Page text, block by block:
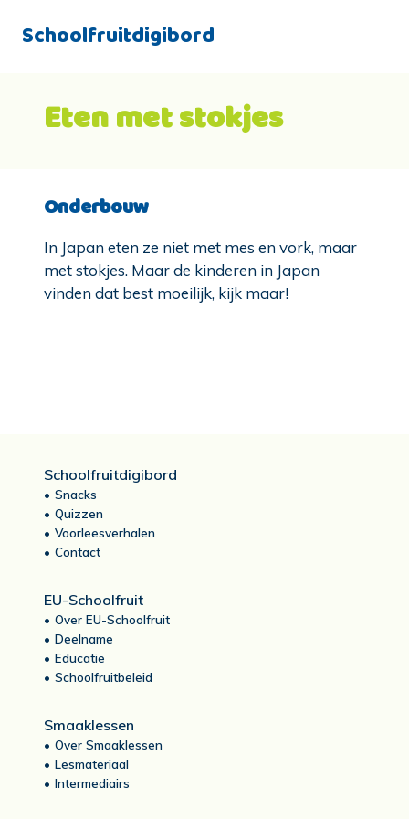
Schoolfruitdigibord
Eten met stokjes
Onderbouw
In Japan eten ze niet met mes en vork, maar
met stokjes. Maar de kinderen in Japan
vinden dat best moeilijk, kijk maar!
Schoolfruitdigibord
Snacks
Quizzen
Voorleesverhalen
Contact
EU-Schoolfruit
Over EU-Schoolfruit
Deelname
Educatie
Schoolfruitbeleid
Smaaklessen
Over Smaaklessen
Lesmateriaal
Intermediairs